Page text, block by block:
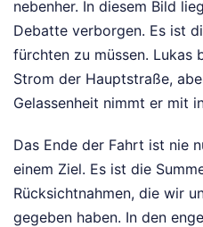
nebenher. In diesem Bild
Debatte verborgen. Es ist
fürchten zu müssen. Lukas
Strom der Hauptstraße,
Gelassenheit nimmt er mit
Das Ende der Fahrt ist nie
einem Ziel. Es ist die
Rücksichtnahmen, die wir
gegeben haben. In den